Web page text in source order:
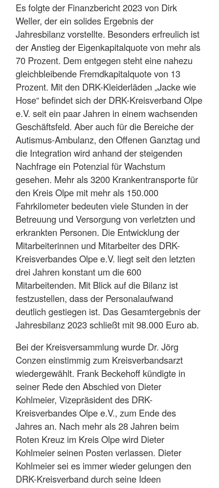
Es folgte der Finanzbericht 2023 von Dirk
Weller, der ein solides Ergebnis der
Jahresbilanz vorstellte. Besonders erfreulich ist
der Anstieg der Eigenkapitalquote von mehr als
70 Prozent. Dem entgegen steht eine nahezu
gleichbleibende Fremdkapitalquote von 13
Prozent. Mit den DRK-Kleiderläden „Jacke wie
Hose“ befindet sich der DRK-Kreisverband Olpe
e.V. seit ein paar Jahren in einem wachsenden
Geschäftsfeld. Aber auch für die Bereiche der
Autismus-Ambulanz, den Offenen Ganztag und
die Integration wird anhand der steigenden
Nachfrage ein Potenzial für Wachstum
gesehen. Mehr als 3200 Krankentransporte für
den Kreis Olpe mit mehr als 150.000
Fahrkilometer bedeuten viele Stunden in der
Betreuung und Versorgung von verletzten und
erkrankten Personen. Die Entwicklung der
Mitarbeiterinnen und Mitarbeiter des DRK-
Kreisverbandes Olpe e.V. liegt seit den letzten
drei Jahren konstant um die 600
Mitarbeitenden. Mit Blick auf die Bilanz ist
festzustellen, dass der Personalaufwand
deutlich gestiegen ist. Das Gesamtergebnis der
Jahresbilanz 2023 schließt mit 98.000 Euro ab.
Bei der Kreisversammlung wurde Dr. Jörg
Conzen einstimmig zum Kreisverbandsarzt
wiedergewählt. Frank Beckehoff kündigte in
seiner Rede den Abschied von Dieter
Kohlmeier, Vizepräsident des DRK-
Kreisverbandes Olpe e.V., zum Ende des
Jahres an. Nach mehr als 28 Jahren beim
Roten Kreuz im Kreis Olpe wird Dieter
Kohlmeier seinen Posten verlassen. Dieter
Kohlmeier sei es immer wieder gelungen den
DRK-Kreisverband durch seine Ideen